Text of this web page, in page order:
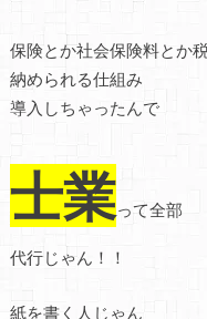
保険とか社会保険料とか
納められる仕組み
導入しちゃったんで
士業って全部
代行じゃん！！
紙を書く人じゃん